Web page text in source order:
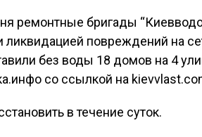
ремонтные бригады
ликвидацией повреждений на
без воды 18 домов на 4
со ссылкой на
в течение суток.